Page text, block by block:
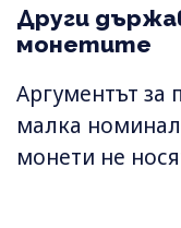
Други
монетите
Аргументът за
малка
монети не